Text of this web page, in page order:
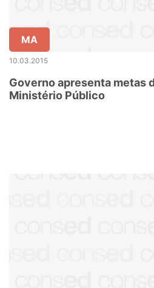
MA
10.03.2015
Governo apresenta metas
Ministério Público